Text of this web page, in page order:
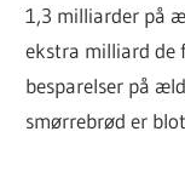
1,3 milliarder på
ekstra milliard de
besparelser på
smørrebrød er